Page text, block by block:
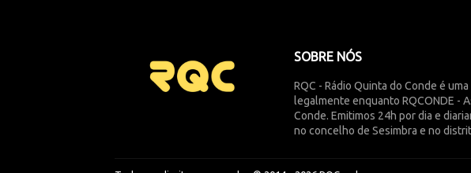
SOBRE NÓS
RQC - Rádio Quinta do Conde é
legalmente enquanto RQCONDE -
Conde. Emitimos 24h por dia e
no concelho de Sesimbra e no